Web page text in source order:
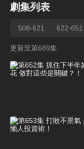
劇集列表
508-621 622-651
更新至第689集